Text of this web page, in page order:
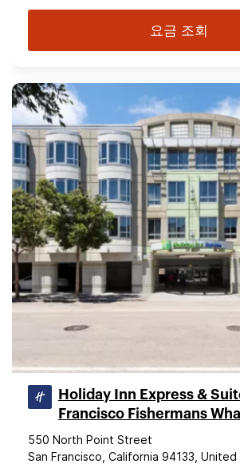
요금 조회
Holiday Inn Express &
Francisco Fishermans
550 North Point Street
San Francisco, California 94133,